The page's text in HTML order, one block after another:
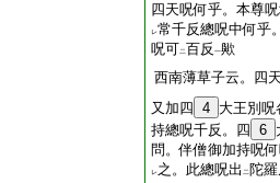
四天呪何乎。本尊
レ常千反總呪中何乎
呪可二百反 一歟
西南薄草子云。
又加四 4 大王別呪
持總呪千反。四 6
問。伴僧御加持呪
レ之。此總呪出 二 陀